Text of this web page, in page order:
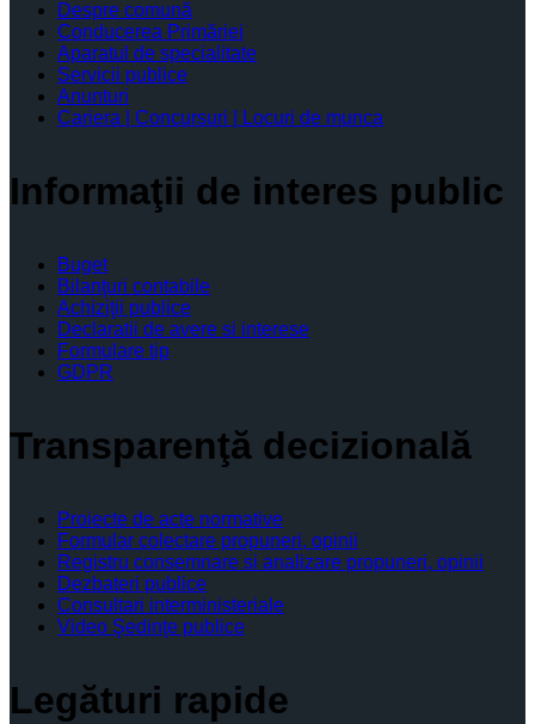
Despre comună
Conducerea Primăriei
Aparatul de specialitate
Servicii publice
Anunturi
Cariera | Concursuri | Locuri de munca
Informaţii de interes public
Buget
Bilanţuri contabile
Achiziţii publice
Declaratii de avere si interese
Formulare tip
GDPR
Transparenţă decizională
Proiecte de acte normative
Formular colectare propuneri, opinii
Registru consemnare si analizare propuneri, opinii
Dezbateri publice
Consultari interministeriale
Video Şedinţe publice
Legături rapide